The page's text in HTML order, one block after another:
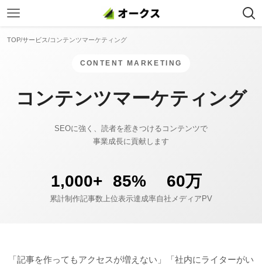
TOP/サービス/コンテンツマーケティング
CONTENT MARKETING
コンテンツマーケティング
SEOに強く、読者を惹きつけるコンテンツで
事業成長に貢献します
1,000+
累計制作記事数
85%
上位表示達成率
60万
自社メディアPV
「記事を作ってもアクセスが増えない」「社内にライターがい